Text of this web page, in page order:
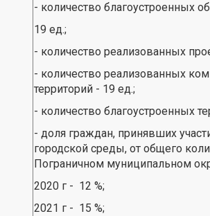
- количество благоустроенных
19 ед.;
- количество реализованных
- количество реализованных
территорий - 19 ед.;
- количество благоустроенных
- доля граждан, принявших
городской среды, от общего
Пограничном муниципальном
2020 г - 12 %;
2021 г - 15 %;